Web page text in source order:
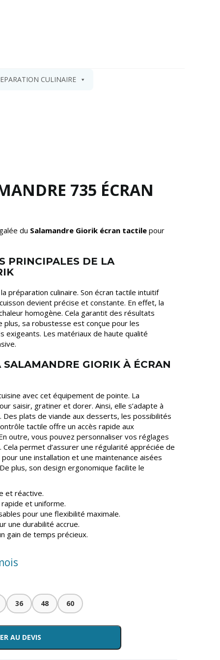
CULINAIRE
735 ÉCRAN
du Salamandre Giorik écran tactile pour
PRINCIPALES DE LA
préparation culinaire. Son écran tactile intuitif
devient précise et constante. En effet, la
homogène. Cela garantit des résultats
plus, sa robustesse est conçue pour les
exigeants. Les matériaux de haute qualité
GIORIK À ÉCRAN
avec cet équipement de pointe. La
saisir, gratiner et dorer. Ainsi, elle s’adapte à
plats de viande aux desserts, les possibilités
tactile offre un accès rapide aux
outre, vous pouvez personnaliser vos réglages
permet d’assurer une régularité appréciée de
une installation et une maintenance aisées
plus, son design ergonomique facilite le
et réactive.
et uniforme.
pour une flexibilité maximale.
une durabilité accrue.
gain de temps précieux.
36 48 60
AU DEVIS